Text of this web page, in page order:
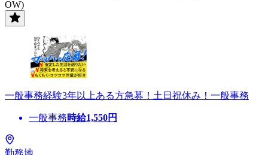
OW)
一般事務経験3年以上ある方急募！土日祝休み！一般事務
一般事務時給1,550円
勤務地